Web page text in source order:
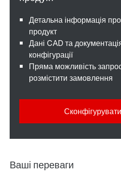
Детальна інформація
продукт
Дані CAD та
конфігурації
Пряма можливість
розмістити замовлення
Ваші переваги